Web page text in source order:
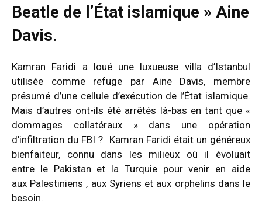
Beatle de l’État islamique » Aine
Davis.
Kamran Faridi a loué une luxueuse villa d’Istanbul
utilisée comme refuge par Aine Davis, membre
présumé d’une cellule d’exécution de l’État islamique.
Mais d’autres ont-ils été arrêtés là-bas en tant que «
dommages collatéraux » dans une opération
d’infiltration du FBI ? Kamran Faridi était un généreux
bienfaiteur, connu dans les milieux où il évoluait
entre le Pakistan et la Turquie pour venir en aide
aux Palestiniens , aux Syriens et aux orphelins dans le
besoin.